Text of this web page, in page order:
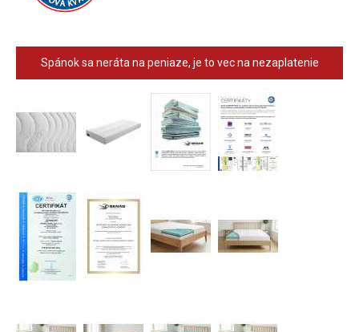
Spánok sa neráta na peniaze, je to vec na nezaplatenie